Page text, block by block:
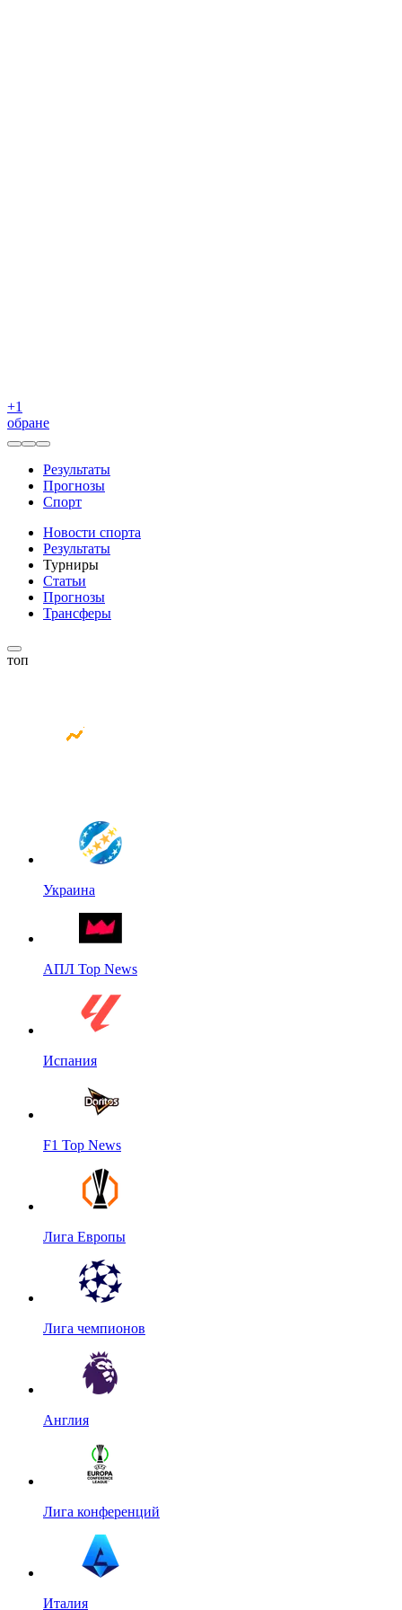
+1
обране
Результаты
Прогнозы
Спорт
Новости спорта
Результаты
Турниры
Статьи
Прогнозы
Трансферы
топ
Украина
АПЛ Top News
Испания
F1 Top News
Лига Европы
Лига чемпионов
Англия
Лига конференций
Италия